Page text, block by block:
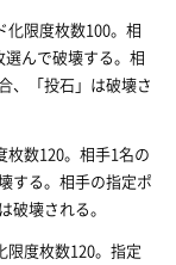
化限度枚数100。相
んで破壊する。相
、「投石」は破壊さ
枚数120。相手1名の
する。相手の指定ポ
破壊される。
限度枚数120。指定